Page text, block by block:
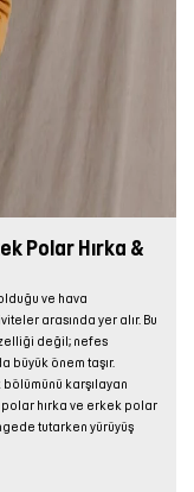
Polar Hırka &
ve hava
arasında yer alır. Bu
değil; nefes
büyük önem taşır.
karşılayan
hırka ve erkek polar
tutarken yürüyüş